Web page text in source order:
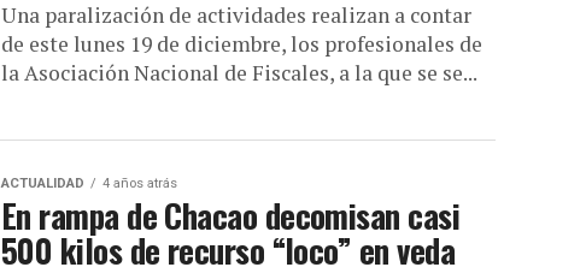
Una paralización de actividades realizan a contar
de este lunes 19 de diciembre, los profesionales de
la Asociación Nacional de Fiscales, a la que se se...
ACTUALIDAD 4 años atrás
En rampa de Chacao decomisan casi
500 kilos de recurso “loco” en veda